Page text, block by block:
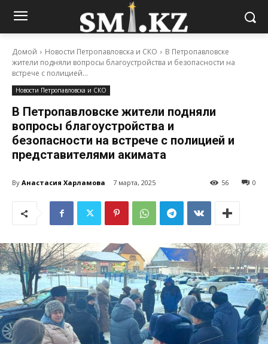
Домой Новости Петропавловска и СКО
В Петропавловске
жители подняли вопросы благоустройства и безопасности на
встрече с полицией...
Новости Петропавловска и СКО
В Петропавловске жители подняли
вопросы благоустройства и
безопасности на встрече с полицией и
представителями акимата
By Анастасия Харламова 7 марта, 2025 0
56